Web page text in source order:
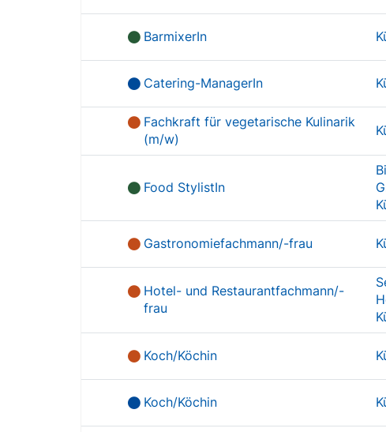
BarmixerIn
Catering-ManagerIn
Fachkraft für vegetarische Kulinarik
(m/w)
Food StylistIn
Gastronomiefachmann/-frau
Hotel- und Restaurantfachmann/-
frau
Koch/Köchin
Koch/Köchin